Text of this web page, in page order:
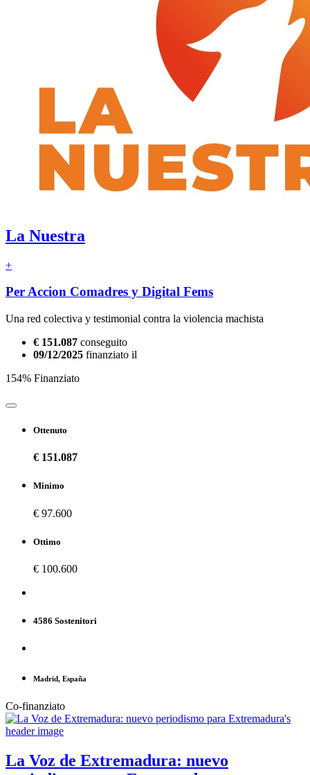
La Nuestra
+
Per Accion Comadres y Digital Fems
Una red colectiva y testimonial contra la violencia machista
€ 151.087 conseguito
09/12/2025 finanziato il
154% Finanziato
Ottenuto
€ 151.087
Minimo
€ 97.600
Ottimo
€ 100.600
4586 Sostenitori
Madrid, España
Co-finanziato
La Voz de Extremadura: nuevo